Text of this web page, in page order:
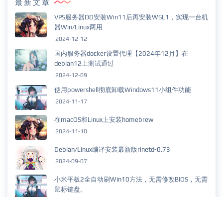
最新文章
VPS服务器DD安装Win11后再安装WSL1，实现一台机
器Win/Linux两用
2024-12-12
国内服务器docker设置代理【2024年12月】在
debian12上测试通过
2024-12-09
使用powershell彻底卸载Windows11小组件功能
2024-11-17
在macOS和Linux上安装homebrew
2024-11-10
Debian/Linux编译安装最新版rinetd-0.73
2024-09-07
小米平板2全自动刷Win10方法，无需修改BIOS，无需
鼠标键盘。